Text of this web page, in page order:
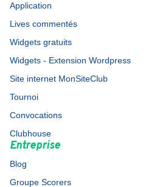
Application
Lives commentés
Widgets gratuits
Widgets - Extension Wordpress
Site internet MonSiteClub
Tournoi
Convocations
Clubhouse
Entreprise
Blog
Groupe Scorers